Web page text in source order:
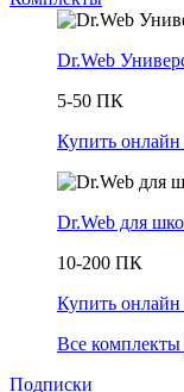
Dr.Web
5-50 ПК
Купить онлайн
Dr.Web для
10-200 ПК
Купить онлайн
Все комплекты
Подписки